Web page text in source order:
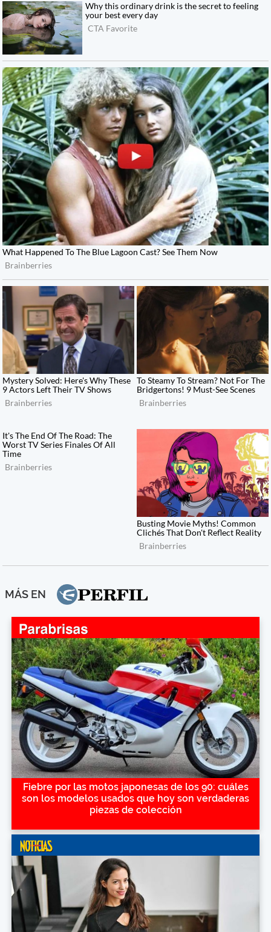
MÁS EN
Fiebre por las motos japonesas de los 90: cuáles
son los modelos usados que hoy son verdaderas
piezas de colección